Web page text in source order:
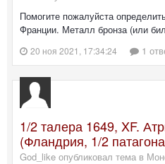
Помогите пожалуйста
Франции. Металл бронза (или
20 ноя 2021, 17:34:24 1
1/2 талера 1649, XF.
(Фландрия, 1/2
God_like опубликовал тема в